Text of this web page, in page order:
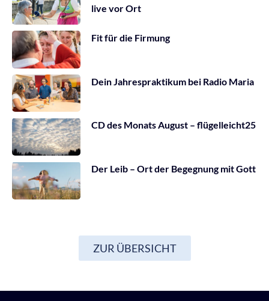
live vor Ort
Fit für die Firmung
Dein Jahrespraktikum bei Radio Maria
CD des Monats August – flügelleicht25
Der Leib – Ort der Begegnung mit Gott
ZUR ÜBERSICHT